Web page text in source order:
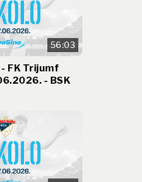
56:03
- FK Trijumf
- BSK